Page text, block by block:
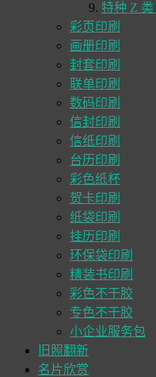
特种 Z
彩页印刷
画册印刷
封套印刷
联单印刷
数码印刷
信封印刷
信纸印刷
台历印刷
彩色纸杯
贺卡印刷
纸袋印刷
挂历印刷
环保袋印刷
精装书印刷
彩色不干胶
专色不干胶
小企业服务包
旧照翻新
名片欣赏